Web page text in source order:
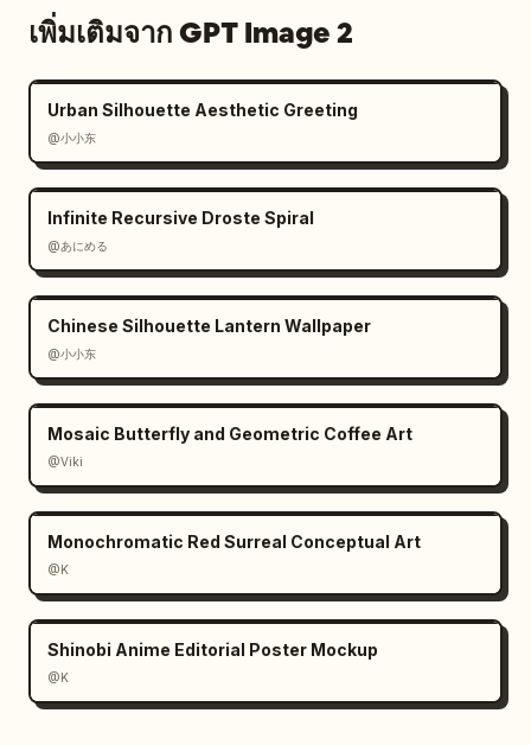
เพิ่มเติมจาก GPT Image 2
Urban Silhouette Aesthetic Greeting
@小小东
Infinite Recursive Droste Spiral
@あにめる
Chinese Silhouette Lantern Wallpaper
@小小东
Mosaic Butterfly and Geometric Coffee Art
@Viki
Monochromatic Red Surreal Conceptual Art
@K
Shinobi Anime Editorial Poster Mockup
@K